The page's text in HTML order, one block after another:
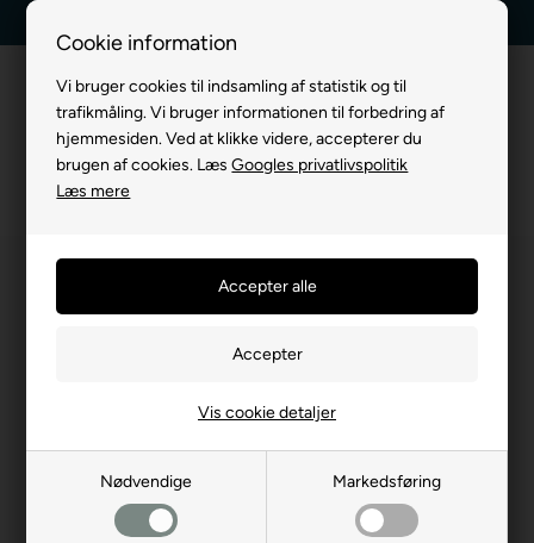
Cookie information
Vi bruger cookies til indsamling af statistik og til
trafikmåling. Vi bruger informationen til forbedring af
hjemmesiden. Ved at klikke videre, accepterer du
brugen af cookies. LæsGoogles privatlivspolitik
Læs mere
Nødvendige Markedsføring
Vis cookie detaljer